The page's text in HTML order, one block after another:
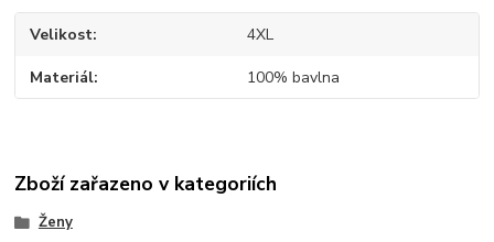
Velikost 4XL
Materiál 100% bavlna
Zboží zařazeno v kategoriích
Ženy